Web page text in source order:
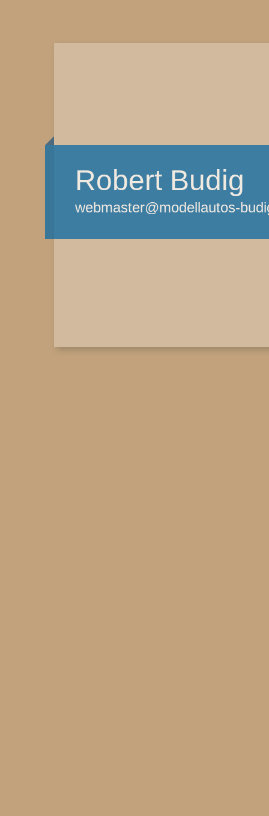
Robert Budig
webmaster@modellautos-